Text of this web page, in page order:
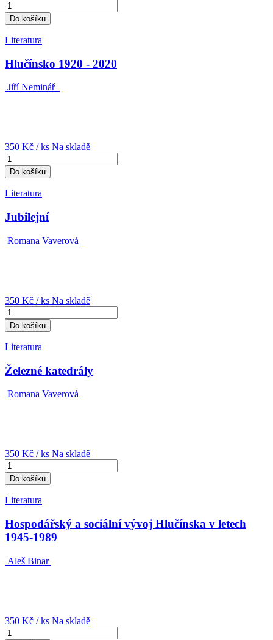
Do košíku
Literatura
Hlučínsko 1920 - 2020
Jiří Neminář
350 Kč / ks Na skladě
Do košíku
Literatura
Jubilejní
Romana Vaverová
350 Kč / ks Na skladě
Do košíku
Literatura
Železné katedrály
Romana Vaverová
350 Kč / ks Na skladě
Do košíku
Literatura
Hospodářský a sociální vývoj Hlučínska v letech
1945-1989
Aleš Binar
350 Kč / ks Na skladě